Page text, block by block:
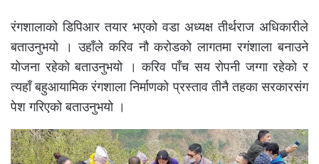
रंगशालाको डिपिआर तयार भएको वडा अध्यक्ष तीर्थराज अधिकारीले
बताउनुभयो । उहाँले करिव नौ करोडको लागतमा रगंशाला बनाउने
योजना रहेको बताउनुभयो । करिव पाँच सय रोपनी जग्गा रहेको र
त्यहाँ बहुआयामिक रंगशाला निर्माणको प्रस्ताव तीनै तहका सरकारसंग
पेश गरिएको बताउनुभयो ।